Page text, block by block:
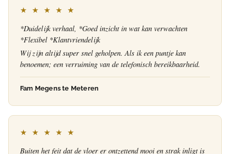
★ ★ ★ ★ ★
*Duidelijk verhaal, *Goed inzicht in wat kan verwachten
*Flexibel *Klantvriendelijk
Wij zijn altijd super snel geholpen. Als ik een puntje kan
benoemen; een verruiming van de telefonisch bereikbaarheid.
Fam Megens te Meteren
★ ★ ★ ★ ★
Buiten het feit dat de vloer er ontzettend mooi en strak inligt is